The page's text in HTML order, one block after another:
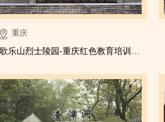
重庆
歌乐山烈士陵园-重庆红色教育培训基地